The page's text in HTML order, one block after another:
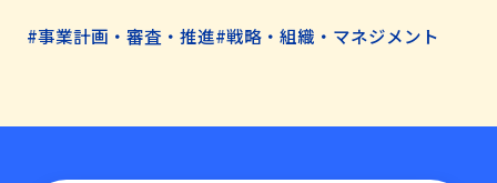
#事業計画・審査・推進#戦略・組織・マネジメント